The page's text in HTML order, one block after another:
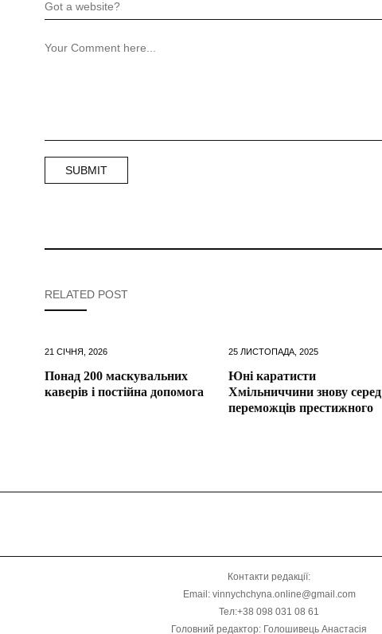
RELATED POST
21 СІЧНЯ, 2026
Понад 200 маскувальних
каверів і постійна допомога
25 ЛИСТОПАДА, 2025
Юні каратисти
Хмільниччини знову серед
переможців престижного
Контакти редакції:
Email: vinnychchyna.online@gmail.com
Тел:+38 098 031 08 61
Головний редактор: Голошивець Анастасія